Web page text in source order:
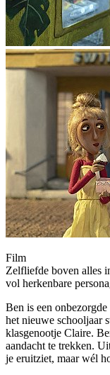
Film
Zelfliefde boven alles
vol herkenbare
Ben is een
het nieuwe schooljaar
klasgenootje Claire.
aandacht te trekken.
je eruitziet, maar wél